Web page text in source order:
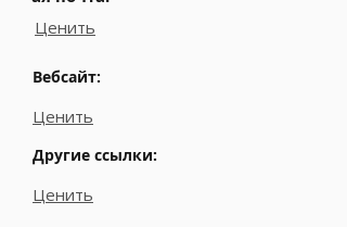
Ценить
Вебсайт:
Ценить
Другие ссылки:
Ценить